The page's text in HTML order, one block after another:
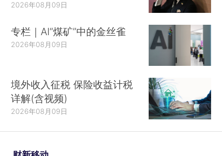
2026年08月09日
专栏｜AI“煤矿”中的金丝雀
2026年08月09日
境外收入征税 保险收益计税
详解(含视频)
2026年08月09日